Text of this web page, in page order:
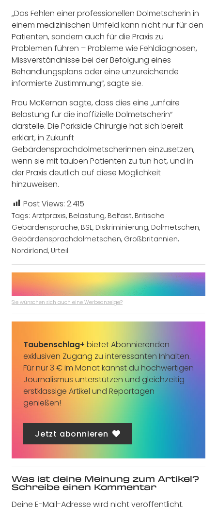
„Das Fehlen einer professionellen Dolmetscherin in
einem medizinischen Umfeld kann nicht nur für den
Patienten, sondern auch für die Praxis zu
Problemen führen – Probleme wie Fehldiagnosen,
Missverständnisse bei der Befolgung eines
Behandlungsplans oder eine unzureichende
informierte Zustimmung“, sagte sie.
Frau McKernan sagte, dass dies eine „unfaire
Belastung für die inoffizielle Dolmetscherin“
darstelle. Die Parkside Chirurgie hat sich bereit
erklärt, in Zukunft
Gebärdensprachdolmetscherinnen einzusetzen,
wenn sie mit tauben Patienten zu tun hat, und in
der Praxis deutlich auf diese Möglichkeit
hinzuweisen.
Post Views: 2.415
Tags: Arztpraxis, Belastung, Belfast, Britische
Gebärdensprache, BSL, Diskriminierung, Dolmetschen,
Gebärdensprachdolmetschen, Großbritannien,
Nordirland, Urteil
Sie wünschen sich auch eine Werbeanzeige?
Taubenschlag+ bietet Abonnierenden
exklusiven Zugang zu interessanten Inhalten.
Für nur 3 € im Monat kannst du hochwertigen
Journalismus unterstützen und gleichzeitig
erstklassige Artikel und Reportagen
genießen!
Jetzt abonnieren
Was ist deine Meinung zum Artikel?
Schreibe einen Kommentar
Deine E-Mail-Adresse wird nicht veröffentlicht.